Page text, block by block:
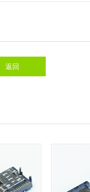
返回